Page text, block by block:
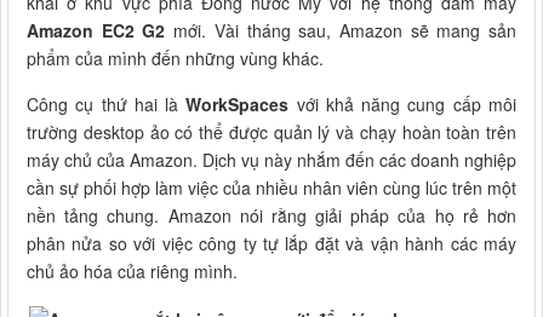
Amazon EC2 G2 mới. Vài tháng sau, Amazon sẽ mang sản
phẩm của mình đến những vùng khác.
Công cụ thứ hai làWorkSpaces với khả năng cung cấp môi
trường desktop ảo có thể được quản lý và chạy hoàn toàn trên
máy chủ của Amazon. Dịch vụ này nhắm đến các doanh nghiệp
cần sự phối hợp làm việc của nhiều nhân viên cùng lúc trên một
nền tảng chung. Amazon nói rằng giải pháp của họ rẻ hơn
phân nửa so với việc công ty tự lắp đặt và vận hành các máy
chủ ảo hóa của riêng mình.